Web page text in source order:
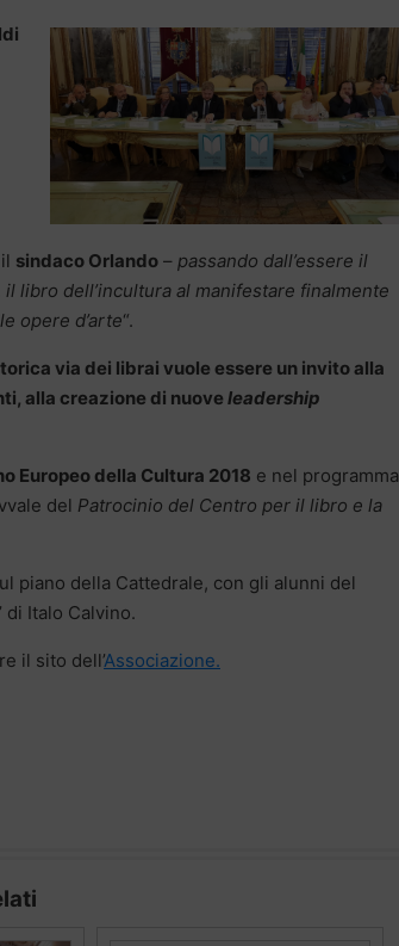
sindaco Orlando – passando dall’essere il
libro dell’incultura al manifestare finalmente
opere d’arte“.
via dei librai vuole essere un invito alla
alla creazione di nuove leadership
Europeo della Cultura 2018 e nel programma
del Patrocinio del Centro per il libro e la
piano della Cattedrale, con gli alunni del
’ di Italo Calvino.
il sito dell’Associazione.